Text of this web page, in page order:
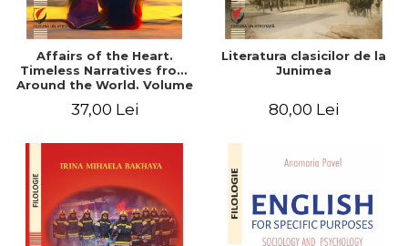
Affairs of the Heart.
Timeless Narratives from
Around the World. Volume
37,00 Lei
Literatura clasicilor de la
Junimea
80,00 Lei